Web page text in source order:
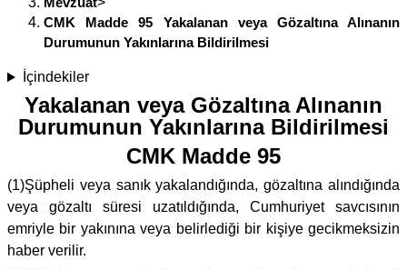
CMK Madde 95 Yakalanan veya Gözaltına Alınanın
Durumunun Yakınlarına Bildirilmesi
İçindekiler
Yakalanan veya Gözaltına Alınanın
Durumunun Yakınlarına Bildirilmesi
CMK Madde 95
(1)Şüpheli veya sanık yakalandığında, gözaltına alındığında
veya gözaltı süresi uzatıldığında, Cumhuriyet savcısının
emriyle bir yakınına veya belirlediği bir kişiye gecikmeksizin
haber verilir.